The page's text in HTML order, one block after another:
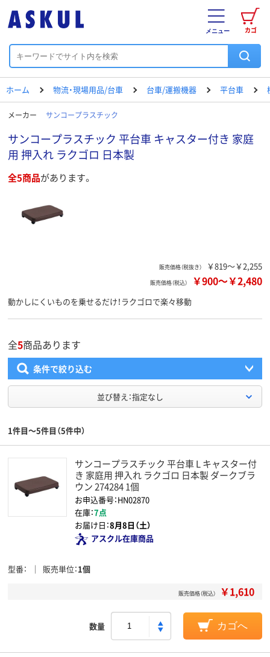
カゴ
メニュー
ホーム 物流・現場用品/台車 台車/運搬機器 平台車
メーカー サンコープラスチック
サンコープラスチック 平台車 キャスター付き 家庭
用 押入れ ラクゴロ 日本製
全5商品があります。
販売価格（税抜き） ￥819～￥2,255
販売価格（税込） ￥900～￥2,480
動かしにくいものを乗せるだけ！ラクゴロで楽々移動
全5商品あります
条件で絞り込む
並び替え：指定なし
1件目～5件目（5件中）
サンコープラスチック 平台車 L キャスター付
き 家庭用 押入れ ラクゴロ 日本製 ダークブラ
ウン 274284 1個
お申込番号：HN02870
在庫：7点
お届け日：8月8日（土）
アスクル在庫商品
型番 販売単位 1個
販売価格（税込） ￥1,610
数量 カゴへ